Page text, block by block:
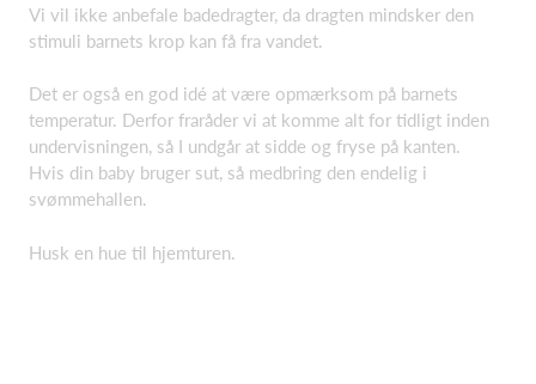
Vi vil ikke anbefale badedragter, da dragten mindsker den
stimuli barnets krop kan få fra vandet.
Det er også en god idé at være opmærksom på barnets
temperatur. Derfor fraråder vi at komme alt for tidligt inden
undervisningen, så I undgår at sidde og fryse på kanten.
Hvis din baby bruger sut, så medbring den endelig i
svømmehallen.
Husk en hue til hjemturen.